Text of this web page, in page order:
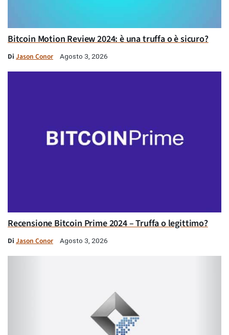
Bitcoin Motion Review 2024: è una truffa o è sicuro?
Di Jason Conor Agosto 3, 2026
Recensione Bitcoin Prime 2024 – Truffa o legittimo?
Di Jason Conor Agosto 3, 2026